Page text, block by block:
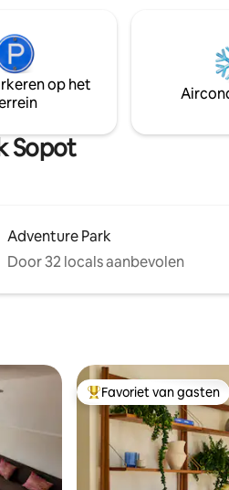
personen. Het
parkeerplaats,
uitstekende keuze is
vakanties als zakelijke
op het
Sopot
Adventure Park
Door 32 locals aanbevolen
Topfavoriet van gasten
Favoriet van gasten